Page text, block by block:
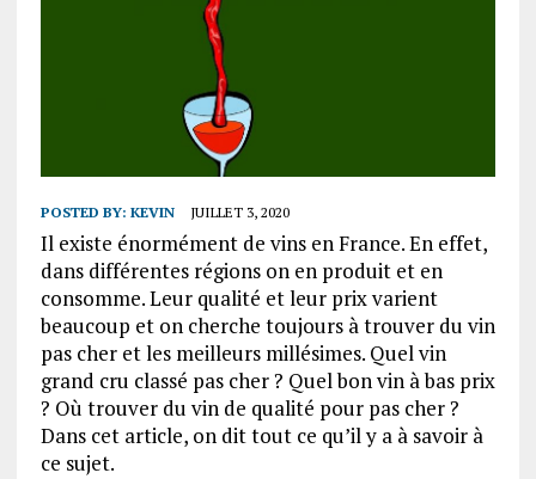
POSTED BY: KEVIN JUILLET 3, 2020
Il existe énormément de vins en France. En effet,
dans différentes régions on en produit et en
consomme. Leur qualité et leur prix varient
beaucoup et on cherche toujours à trouver du vin
pas cher et les meilleurs millésimes. Quel vin
grand cru classé pas cher ? Quel bon vin à bas prix
? Où trouver du vin de qualité pour pas cher ?
Dans cet article, on dit tout ce qu’il y a à savoir à
ce sujet.